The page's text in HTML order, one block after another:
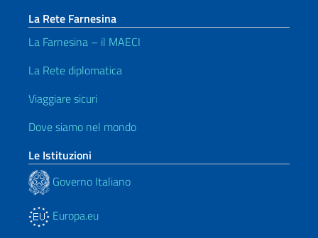
La Rete Farnesina
La Farnesina – il MAECI
La Rete diplomatica
Viaggiare sicuri
Dove siamo nel mondo
Le Istituzioni
Governo Italiano
Europa.eu